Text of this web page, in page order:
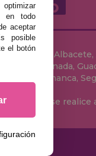
Álava, Albacete,
Granada,
Salamanca,
pedido se realice
en todo
aceptar
posible
el botón